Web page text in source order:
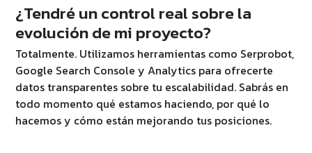
¿Tendré un control real sobre la
evolución de mi proyecto?
Totalmente. Utilizamos herramientas como Serprobot,
Google Search Console y Analytics para ofrecerte
datos transparentes sobre tu escalabilidad. Sabrás en
todo momento qué estamos haciendo, por qué lo
hacemos y cómo están mejorando tus posiciones.